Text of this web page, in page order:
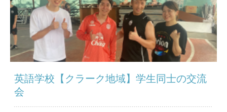
英語学校【クラーク地域】学生同士の交流
会